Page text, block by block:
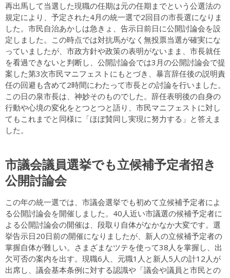
再出馬して当選した現職の任期は元の任期までという公選法の
規定により、予定された4月の統一選で2回目の市長選になりま
した。市民自治あかしは急きょ、告示日前日に公開討論会を設
定しました。この時点では対抗馬がなく無投票当選が確実にな
っていましたが、市政方針や政策の表明がないまま、市長就任
を看過できないと判断し、公開討論会では3月の公開討論会で提
案した第3次市民マニフェストにもとづき、暴言辞任後の説明責
任の回避も含めて2時間にわたって市長との討論を行いました。
この日の泉市長は、神妙そのものでした。辞任表明後の自身の
行動や心境の変化をとつとつと語り、市民マニフェストに対し
てもこれまでと同様に「ほぼ賛同し実現に努力する」と答えま
した。
市議会議員選挙でも立候補予定者招き
公開討論会
この年の統一選では、市議会選挙でも初めて立候補予定者によ
る公開討論会を開催しました。40人近い市議選の候補予定者に
よる公開討論会の開催は、段取り自体がなかなか大変です。選
挙告示日20日前の開催になりましたが、新人の立候補予定者の
掌握自体が難しい。さまざまなツテを使って38人を掌握し、出
欠可否の案内を出す。現職6人、元職1人と新人5人の計12人が
出席し、議会基本条例に対する認識や「議会や議員と市民との